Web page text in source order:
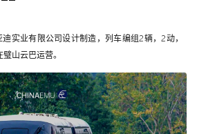
实业有限公司设计制造，列车编组2辆，2动，
山云巴运营。